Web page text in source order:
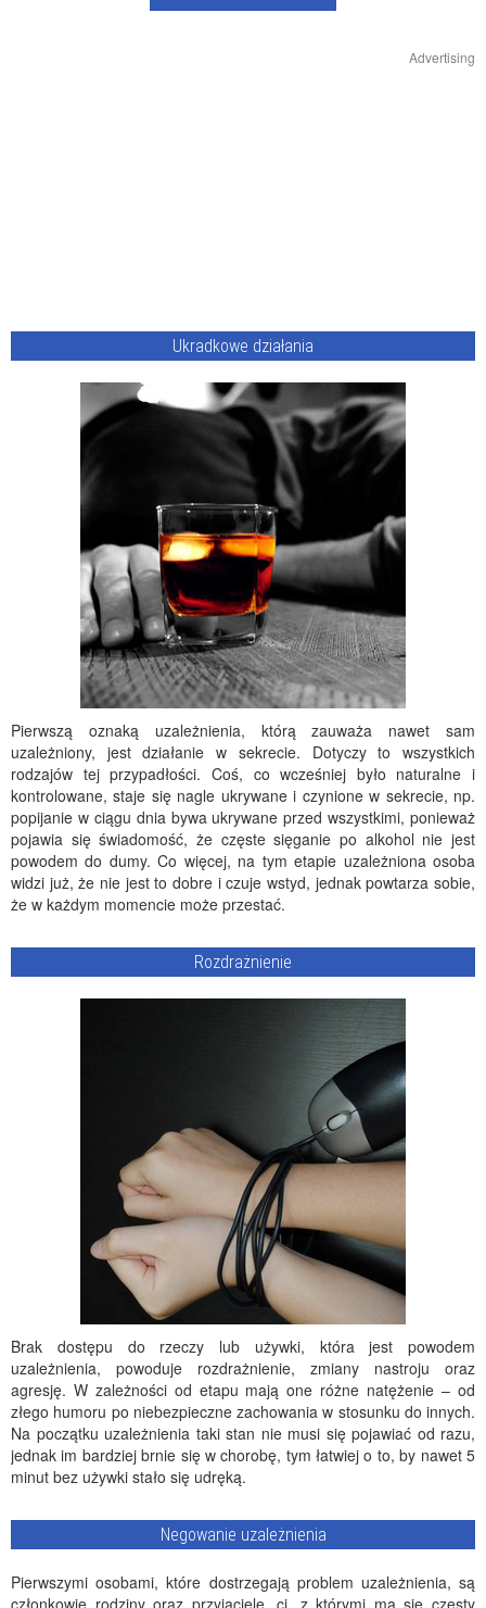
Advertising
Ukradkowe działania
Pierwszą oznaką uzależnienia, którą zauważa nawet sam
uzależniony, jest działanie w sekrecie. Dotyczy to wszystkich
rodzajów tej przypadłości. Coś, co wcześniej było naturalne i
kontrolowane, staje się nagle ukrywane i czynione w sekrecie, np.
popijanie w ciągu dnia bywa ukrywane przed wszystkimi, ponieważ
pojawia się świadomość, że częste sięganie po alkohol nie jest
powodem do dumy. Co więcej, na tym etapie uzależniona osoba
widzi już, że nie jest to dobre i czuje wstyd, jednak powtarza sobie,
że w każdym momencie może przestać.
Rozdrażnienie
Brak dostępu do rzeczy lub używki, która jest powodem
uzależnienia, powoduje rozdrażnienie, zmiany nastroju oraz
agresję. W zależności od etapu mają one różne natężenie – od
złego humoru po niebezpieczne zachowania w stosunku do innych.
Na początku uzależnienia taki stan nie musi się pojawiać od razu,
jednak im bardziej brnie się w chorobę, tym łatwiej o to, by nawet 5
minut bez używki stało się udręką.
Negowanie uzależnienia
Pierwszymi osobami, które dostrzegają problem uzależnienia, są
członkowie rodziny oraz przyjaciele, ci, z którymi ma się częsty